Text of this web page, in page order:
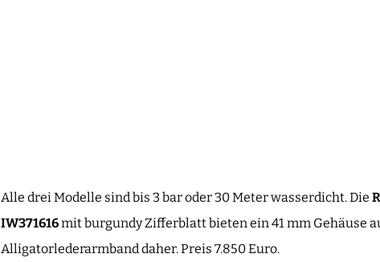
Alle drei Modelle sind bis 3 bar oder 30 Meter wasserdicht. Die
IW371616mit burgundy Zifferblatt bieten ein 41 mm Gehäuse
Alligatorlederarmband daher. Preis 7.850 Euro.